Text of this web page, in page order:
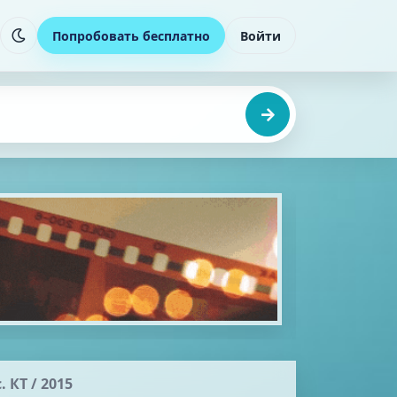
Попробовать бесплатно Войти
КТ / 2015